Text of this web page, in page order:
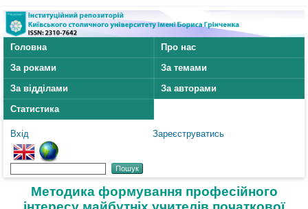
Головна
Про нас
За роками
За темами
За відділами
За авторами
Статистика
Вхід Зареєструватись
Методика формування професійного